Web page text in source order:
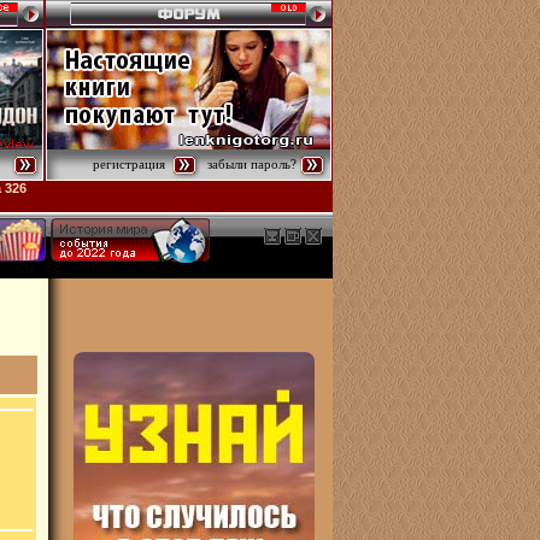
регистрация забыли пароль?